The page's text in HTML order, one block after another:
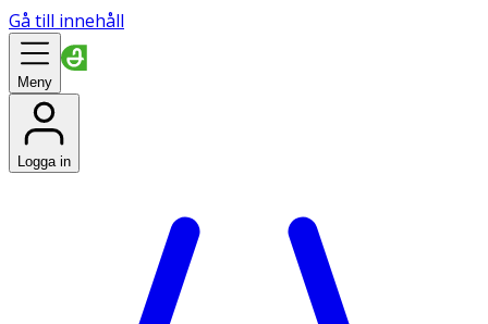
Gå till innehåll
Meny
Logga in